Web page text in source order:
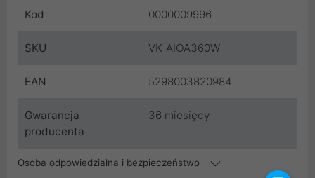
Kod 0000009996
SKU VK-AIOA360W
EAN 5298003820984
Gwarancja
producenta
36 miesięcy
Osoba odpowiedzialna i bezpieczeństwo